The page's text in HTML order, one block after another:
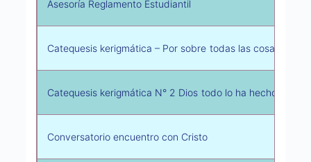
Asesoría Reglamento Estudiantil
Catequesis kerigmática – Por sobre todas las cosas Dios
Catequesis kerigmática N° 2 Dios todo lo ha hecho bien
Conversatorio encuentro con Cristo